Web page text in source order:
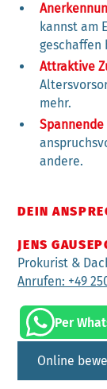
kannst am
geschaffen
Attraktive
mehr.
andere.
DEIN
JENS
Prokurist &
Anrufen: +49
Per
Online